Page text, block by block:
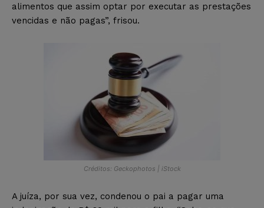
alimentos que assim optar por executar as prestações
vencidas e não pagas”, frisou.
Créditos: Geckophotos | iStock
A juíza, por sua vez, condenou o pai a pagar uma